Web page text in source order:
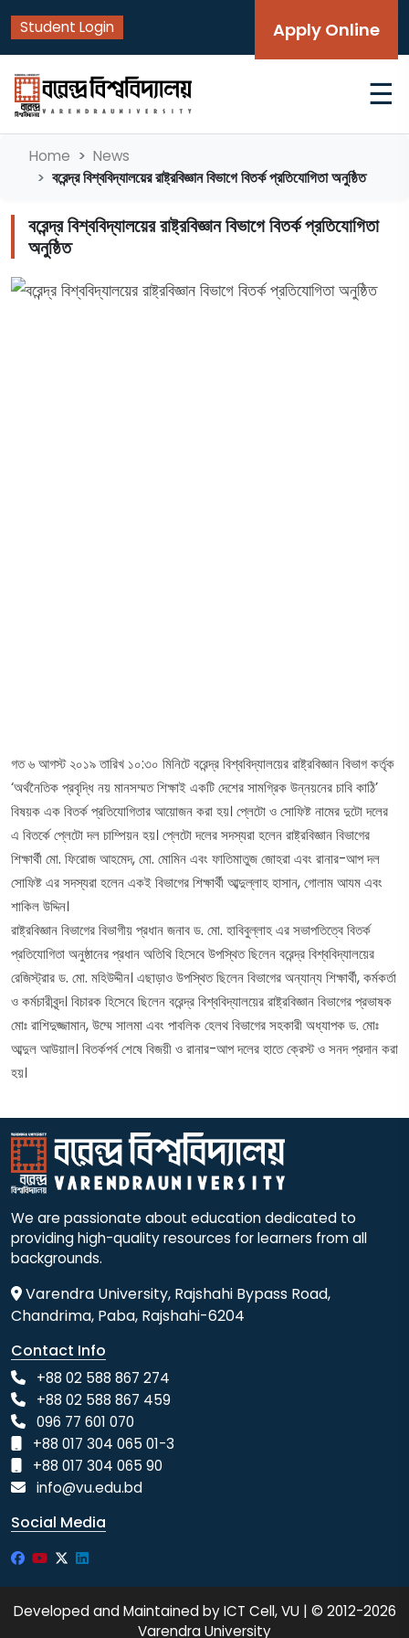
Student Login Apply Online
☰
Home News
বরেন্দ্র বিশ্ববিদ্যালয়ের রাষ্ট্রবিজ্ঞান বিভাগে বিতর্ক প্রতিযোগিতা অনুষ্ঠিত
বরেন্দ্র বিশ্ববিদ্যালয়ের রাষ্ট্রবিজ্ঞান বিভাগে বিতর্ক প্রতিযোগিতা
অনুষ্ঠিত
গত ৬ আগস্ট ২০১৯ তারিখ ১০:৩০ মিনিটে বরেন্দ্র বিশ্ববিদ্যালয়ের রাষ্ট্রবিজ্ঞান বিভাগ কর্তৃক
‘অর্থনৈতিক প্রবৃদ্ধি নয় মানসম্মত শিক্ষাই একটি দেশের সামগ্রিক উন্নয়নের চাবি কাঠি’
বিষয়ক এক বিতর্ক প্রতিযোগিতার আয়োজন করা হয়। প্লেটো ও সোফিষ্ট নামের দুটো দলের
এ বিতর্কে প্লেটো দল চাম্পিয়ন হয়। প্লেটো দলের সদস্যরা হলেন রাষ্ট্রবিজ্ঞান বিভাগের
শিক্ষার্থী মো. ফিরোজ আহমেদ, মো. মোমিন এবং ফাতিমাতুজ জোহরা এবং রানার-আপ দল
সোফিষ্ট এর সদস্যরা হলেন একই বিভাগের শিক্ষার্থী আব্দুল্লাহ হাসান, গোলাম আযম এবং
শাকিল উদ্দিন।
রাষ্ট্রবিজ্ঞান বিভাগের বিভাগীয় প্রধান জনাব ড. মো. হাবিবুল্লাহ এর সভাপতিত্বে বিতর্ক
প্রতিযোগিতা অনুষ্ঠানের প্রধান অতিথি হিসেবে উপস্থিত ছিলেন বরেন্দ্র বিশ্ববিদ্যালয়ের
রেজিস্ট্রার ড. মো. মহিউদ্দীন। এছাড়াও উপস্থিত ছিলেন বিভাগের অন্যান্য শিক্ষার্থী, কর্মকর্তা
ও কর্মচারীবৃন্দ। বিচারক হিসেবে ছিলেন বরেন্দ্র বিশ্ববিদ্যালয়ের রাষ্ট্রবিজ্ঞান বিভাগের প্রভাষক
মোঃ রাশিদুজ্জামান, উম্মে সালমা এবং পাবলিক হেলথ বিভাগের সহকারী অধ্যাপক ড. মোঃ
আব্দুল আউয়াল। বিতর্কপর্ব শেষে বিজয়ী ও রানার-আপ দলের হাতে ক্রেস্ট ও সনদ প্রদান করা
হয়।
We are passionate about education dedicated to
providing high-quality resources for learners from all
backgrounds.
Varendra University, Rajshahi Bypass Road,
Chandrima, Paba, Rajshahi-6204
Contact Info
+88 02 588 867 274
+88 02 588 867 459
096 77 601 070
+88 017 304 065 01-3
+88 017 304 065 90
info@vu.edu.bd
Social Media
Developed and Maintained by ICT Cell, VU | © 2012-2026
Varendra University